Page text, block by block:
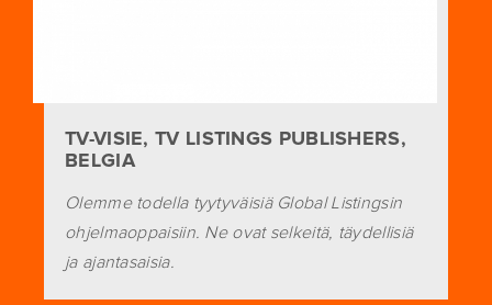
TV-VISIE, TV LISTINGS PUBLISHERS,
BELGIA
Olemme todella tyytyväisiä Global Listingsin
ohjelmaoppaisiin. Ne ovat selkeitä, täydellisiä
ja ajantasaisia.